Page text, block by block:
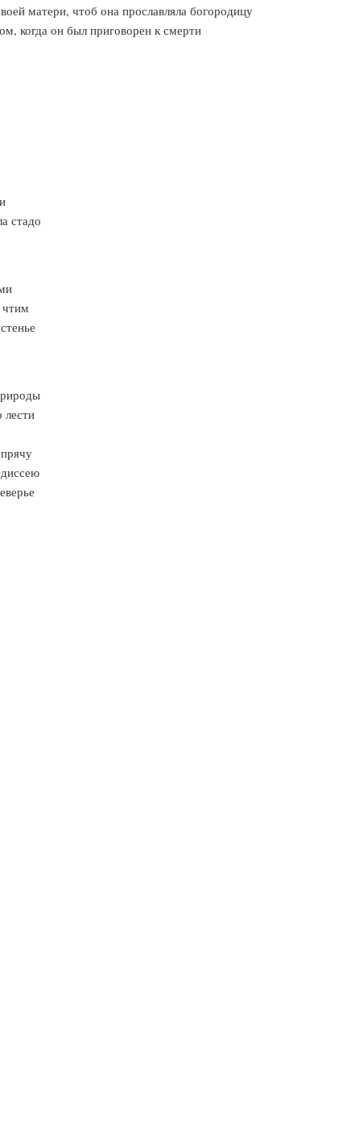
матери, чтоб она прославляла богородицу
когда он был приговорен к смерти
стадо
чтим
природы
лести
прячу